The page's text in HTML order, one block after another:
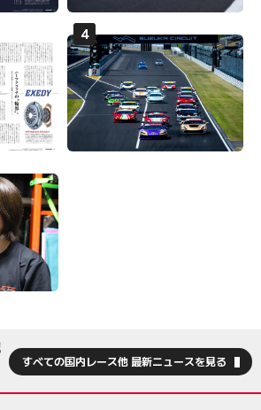
すべての国内レース他 最新ニュースを見る